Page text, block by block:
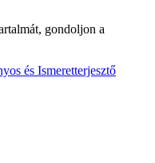
gondoljon a
és Ismeretterjesztő